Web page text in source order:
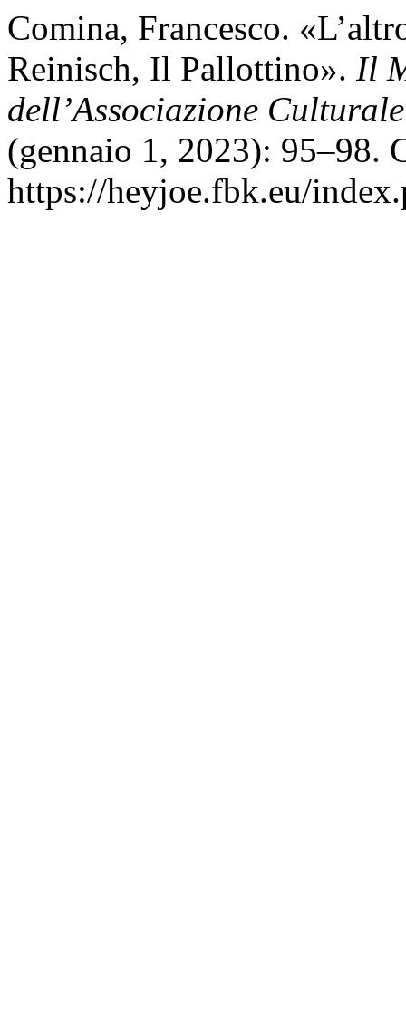
Comina, Francesco.
Reinisch, Il Pallottino». Il
dell’Associazione
(gennaio 1, 2023): 95–98.
https://heyjoe.fbk.eu/